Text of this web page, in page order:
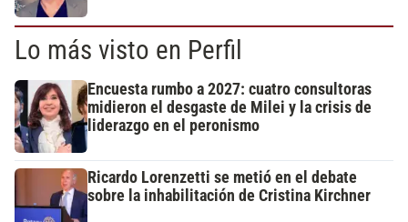
Lo más visto en Perfil
Encuesta rumbo a 2027: cuatro consultoras
midieron el desgaste de Milei y la crisis de
liderazgo en el peronismo
Ricardo Lorenzetti se metió en el debate
sobre la inhabilitación de Cristina Kirchner